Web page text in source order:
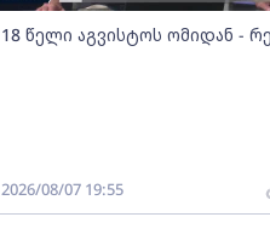
18 წელი აგვისტოს ომიდან -
2026/08/07 19:55